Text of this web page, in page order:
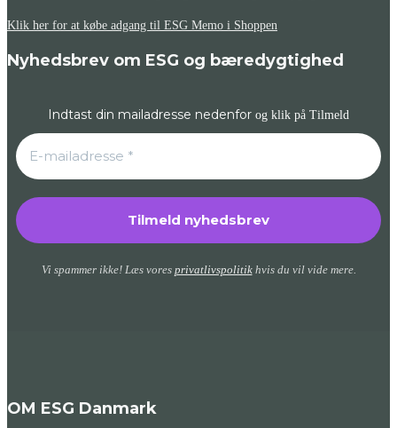
Klik her for at købe adgang til ESG Memo i Shoppen
Nyhedsbrev om ESG og bæredygtighed
Indtast din mailadresse nedenfor og klik på Tilmeld
Vi spammer ikke! Læs vores privatlivspolitikhvis du vil vide mere.
OM ESG Danmark